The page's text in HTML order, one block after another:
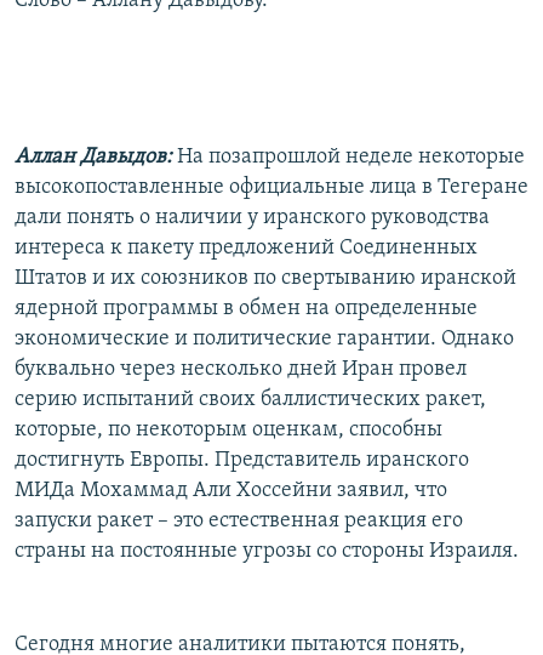
Аллан Давыдов:На позапрошлой неделе некоторые
высокопоставленные официальные лица в Тегеране
дали понять о наличии у иранского руководства
интереса к пакету предложений Соединенных
Штатов и их союзников по свертыванию иранской
ядерной программы в обмен на определенные
экономические и политические гарантии. Однако
буквально через несколько дней Иран провел
серию испытаний своих баллистических ракет,
которые, по некоторым оценкам, способны
достигнуть Европы. Представитель иранского
МИДа Мохаммад Али Хоссейни заявил, что
запуски ракет – это естественная реакция его
страны на постоянные угрозы со стороны Израиля.
Сегодня многие аналитики пытаются понять,